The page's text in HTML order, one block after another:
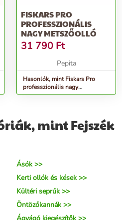
FISKARS PRO
PROFESSZIONÁLIS
NAGY METSZŐOLLÓ
31 790 Ft
Pepita
Hasonlók, mint Fiskars Pro
professzionális nagy
Metszőolló
mint Fejszék
Ásók >>
Kerti ollók és kések >>
Kültéri seprűk >>
Öntözőkannák >>